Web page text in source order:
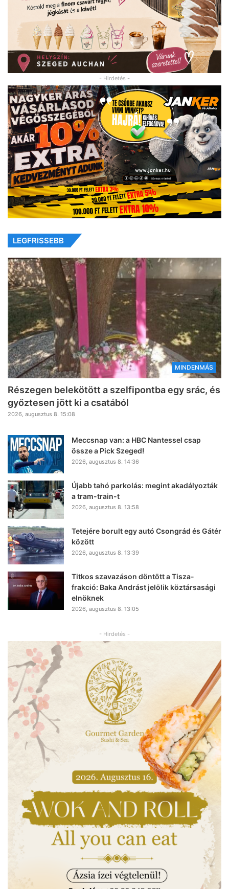
- Hirdetés -
LEGFRISSEBB
MINDENMÁS
Részegen belekötött a szelfipontba egy srác, és
győztesen jött ki a csatából
2026, augusztus 8. 15:08
Meccsnap van: a HBC Nantessel csap
össze a Pick Szeged!
2026, augusztus 8. 14:36
Újabb tahó parkolás: megint akadályozták
a tram-train-t
2026, augusztus 8. 13:58
Tetejére borult egy autó Csongrád és Gátér
között
2026, augusztus 8. 13:39
Titkos szavazáson döntött a Tisza-
frakció: Baka Andrást jelölik köztársasági
elnöknek
2026, augusztus 8. 13:05
- Hirdetés -